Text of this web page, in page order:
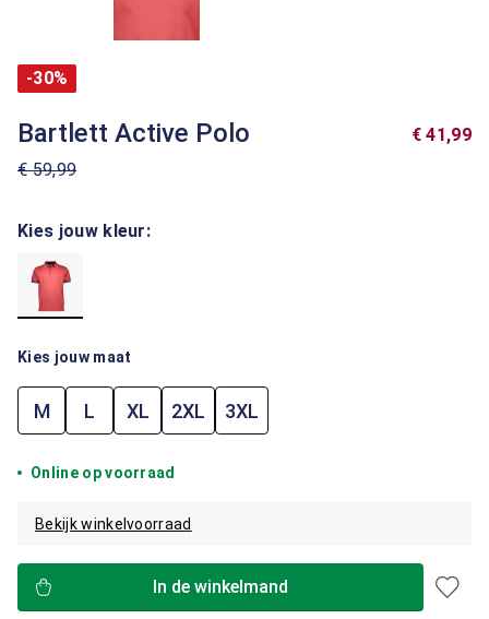
-30%
Bartlett Active Polo
€ 59,99
€ 41,99
Kies jouw kleur:
Kies jouw maat
M L XL 2XL 3XL
Online op voorraad
Bekijk winkelvoorraad
In de winkelmand